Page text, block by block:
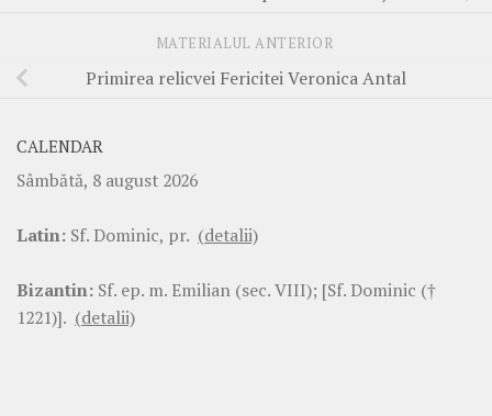
MATERIALUL ANTERIOR
Primirea relicvei Fericitei Veronica Antal
CALENDAR
Sâmbătă, 8 august 2026
Latin: Sf. Dominic, pr. (detalii)
Bizantin: Sf. ep. m. Emilian (sec. VIII); [Sf. Dominic (†
1221)]. (detalii)